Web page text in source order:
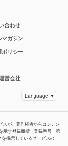
合わせ
マガジン
ポリシー
営会社
スが、著作権者からコンテン
示す登録商標（登録番号 第
掲示しているサービスの一